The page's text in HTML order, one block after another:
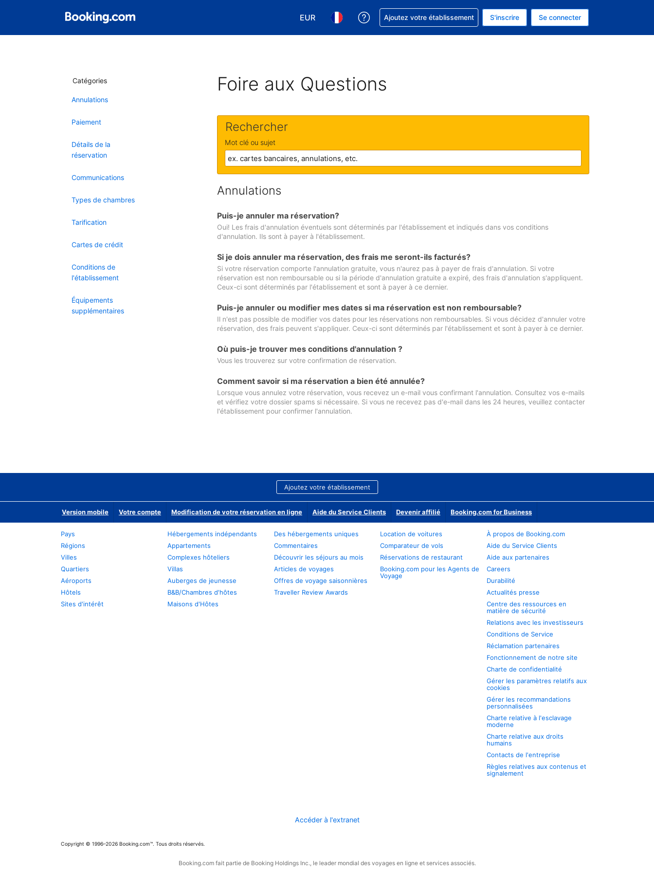
EUR
Choisissez votre devise. Votre devise actuelle est celle-ci : EUR.
Choisissez votre langue. Votre langue actuelle est celle-ci : Français.
Obtenez de l'aide concernant votre réservation
Ajoutez votre établissement S'inscrire Se connecter
Catégories
Annulations
Paiement
Détails de la
réservation
Communications
Types de chambres
Tarification
Cartes de crédit
Conditions de
l'établissement
Équipements
supplémentaires
Foire aux Questions
Rechercher
Mot clé ou sujet
Annulations
Puis-je annuler ma réservation?
Oui! Les frais d'annulation éventuels sont déterminés par l'établissement et indiqués dans vos conditions
d'annulation. Ils sont à payer à l'établissement.
Si je dois annuler ma réservation, des frais me seront-ils facturés?
Si votre réservation comporte l'annulation gratuite, vous n'aurez pas à payer de frais d'annulation. Si votre
réservation est non remboursable ou si la période d'annulation gratuite a expiré, des frais d'annulation s'appliquent.
Ceux-ci sont déterminés par l'établissement et sont à payer à ce dernier.
Puis-je annuler ou modifier mes dates si ma réservation est non remboursable?
Il n'est pas possible de modifier vos dates pour les réservations non remboursables. Si vous décidez d'annuler votre
réservation, des frais peuvent s'appliquer. Ceux-ci sont déterminés par l'établissement et sont à payer à ce dernier.
Où puis-je trouver mes conditions d'annulation ?
Vous les trouverez sur votre confirmation de réservation.
Comment savoir si ma réservation a bien été annulée?
Lorsque vous annulez votre réservation, vous recevez un e-mail vous confirmant l'annulation. Consultez vos e-mails
et vérifiez votre dossier spams si nécessaire. Si vous ne recevez pas d'e-mail dans les 24 heures, veuillez contacter
l'établissement pour confirmer l'annulation.
Ajoutez votre établissement
Version mobile Votre compte Modification de votre réservation en ligne Aide du Service Clients Devenir affilié Booking.com for Business
Pays
Régions
Villes
Quartiers
Aéroports
Hôtels
Sites d'intérêt
Hébergements indépendants
Appartements
Complexes hôteliers
Villas
Auberges de jeunesse
B&B/Chambres d'hôtes
Maisons d'Hôtes
Des hébergements uniques
Commentaires
Découvrir les séjours au mois
Articles de voyages
Offres de voyage saisonnières
Traveller Review Awards
Location de voitures
Comparateur de vols
Réservations de restaurant
Booking.com pour les Agents de
Voyage
À propos de Booking.com
Aide du Service Clients
Aide aux partenaires
Careers
Durabilité
Actualités presse
Centre des ressources en
matière de sécurité
Relations avec les investisseurs
Conditions de Service
Réclamation partenaires
Fonctionnement de notre site
Charte de confidentialité
Gérer les paramètres relatifs aux
cookies
Gérer les recommandations
personnalisées
Charte relative à l'esclavage
moderne
Charte relative aux droits
humains
Contacts de l'entreprise
Règles relatives aux contenus et
signalement
Accéder à l'extranet
Copyright © 1996–2026 Booking.com™. Tous droits réservés.
Booking.com fait partie de Booking Holdings Inc., le leader mondial des voyages en ligne et services associés.